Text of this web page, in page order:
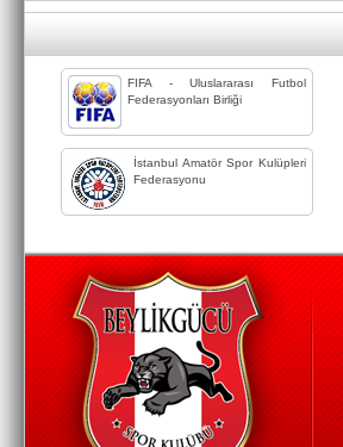
FIFA - Uluslararası Futbol
Federasyonları Birliği
İstanbul Amatör Spor Kulüpleri
Federasyonu